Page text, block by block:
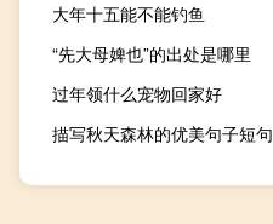
大年十五能不能钓鱼
“先大母婢也”的出处是哪里
过年领什么宠物回家好
描写秋天森林的优美句子短句